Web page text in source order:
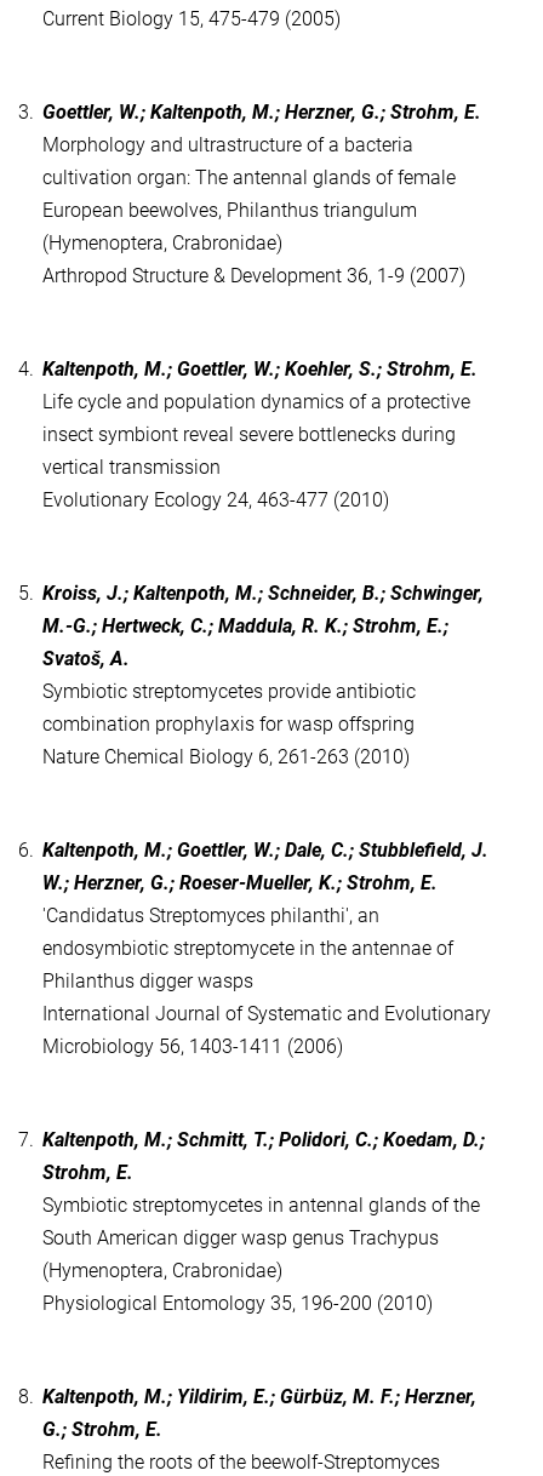
Current Biology 15, 475-479 (2005)
3. Goettler, W.; Kaltenpoth, M.; Herzner, G.; Strohm, E.
Morphology and ultrastructure of a bacteria
cultivation organ: The antennal glands of female
European beewolves, Philanthus triangulum
(Hymenoptera, Crabronidae)
Arthropod Structure & Development 36, 1-9 (2007)
4. Kaltenpoth, M.; Goettler, W.; Koehler, S.; Strohm, E.
Life cycle and population dynamics of a protective
insect symbiont reveal severe bottlenecks during
vertical transmission
Evolutionary Ecology 24, 463-477 (2010)
5. Kroiss, J.; Kaltenpoth, M.; Schneider, B.; Schwinger,
M.-G.; Hertweck, C.; Maddula, R. K.; Strohm, E.;
Svatoš, A.
Symbiotic streptomycetes provide antibiotic
combination prophylaxis for wasp offspring
Nature Chemical Biology 6, 261-263 (2010)
6. Kaltenpoth, M.; Goettler, W.; Dale, C.; Stubblefield, J.
W.; Herzner, G.; Roeser-Mueller, K.; Strohm, E.
'Candidatus Streptomyces philanthi', an
endosymbiotic streptomycete in the antennae of
Philanthus digger wasps
International Journal of Systematic and Evolutionary
Microbiology 56, 1403-1411 (2006)
7. Kaltenpoth, M.; Schmitt, T.; Polidori, C.; Koedam, D.;
Strohm, E.
Symbiotic streptomycetes in antennal glands of the
South American digger wasp genus Trachypus
(Hymenoptera, Crabronidae)
Physiological Entomology 35, 196-200 (2010)
8. Kaltenpoth, M.; Yildirim, E.; Gürbüz, M. F.; Herzner,
G.; Strohm, E.
Refining the roots of the beewolf-Streptomyces